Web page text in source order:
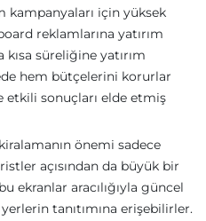
kampanyaları için yüksek
reklamlarına yatırım
süreliğine yatırım
hem bütçelerini korurlar
etkili sonuçları elde etmiş
önemi sadece
açısından da büyük bir
ekranlar aracılığıyla güncel
tanıtımına erişebilirler.